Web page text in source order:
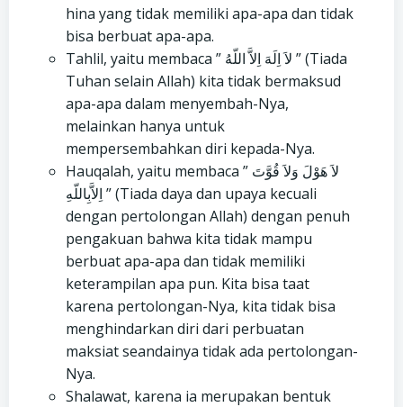
hina yang tidak memiliki apa-apa dan tidak
bisa berbuat apa-apa.
Tahlil, yaitu membaca ” لاَ اِلَهَ اِلاَّ اللّهُ ” (Tiada
Tuhan selain Allah) kita tidak bermaksud
apa-apa dalam menyembah-Nya,
melainkan hanya untuk
mempersembahkan diri kepada-Nya.
Hauqalah, yaitu membaca ” لاَ هَوْلَ وَلاَ قُوَّتَ
اِلاَّبِاللّهِ ” (Tiada daya dan upaya kecuali
dengan pertolongan Allah) dengan penuh
pengakuan bahwa kita tidak mampu
berbuat apa-apa dan tidak memiliki
keterampilan apa pun. Kita bisa taat
karena pertolongan-Nya, kita tidak bisa
menghindarkan diri dari perbuatan
maksiat seandainya tidak ada pertolongan-
Nya.
Shalawat, karena ia merupakan bentuk